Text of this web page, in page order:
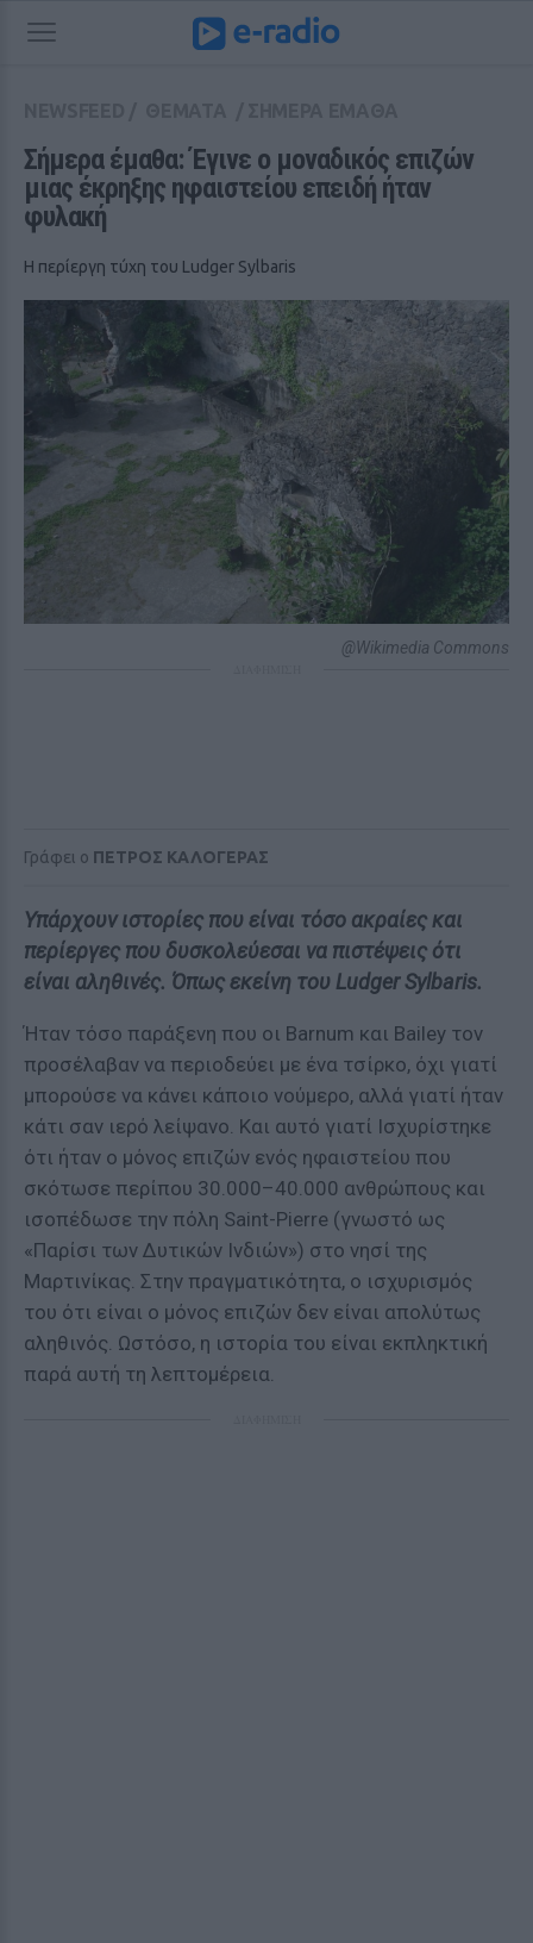
Σήμερα έμαθα: Έγινε ο μοναδικός επιζών
μιας έκρηξης ηφαιστείου επειδή ήταν
φυλακή
Η περίεργη τύχη του Ludger Sylbaris
@Wikimedia Commons
Γράφει ο ΠΕΤΡΟΣ ΚΑΛΟΓΕΡΑΣ
Υπάρχουν ιστορίες που είναι τόσο ακραίες και
περίεργες που δυσκολεύεσαι να πιστέψεις ότι
είναι αληθινές. Όπως εκείνη του Ludger Sylbaris.
Ήταν τόσο παράξενη που οι Barnum και Bailey τον
προσέλαβαν να περιοδεύει με ένα τσίρκο, όχι γιατί
μπορούσε να κάνει κάποιο νούμερο, αλλά γιατί ήταν
κάτι σαν ιερό λείψανο. Και αυτό γιατί Ισχυρίστηκε
ότι ήταν ο μόνος επιζών ενός ηφαιστείου που
σκότωσε περίπου 30.000–40.000 ανθρώπους και
ισοπέδωσε την πόλη Saint-Pierre (γνωστό ως
«Παρίσι των Δυτικών Ινδιών») στο νησί της
Μαρτινίκας. Στην πραγματικότητα, ο ισχυρισμός
του ότι είναι ο μόνος επιζών δεν είναι απολύτως
αληθινός. Ωστόσο, η ιστορία του είναι εκπληκτική
παρά αυτή τη λεπτομέρεια.